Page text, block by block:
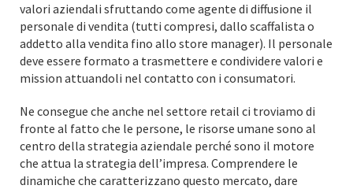
valori aziendali sfruttando come agente di diffusione il
personale di vendita (tutti compresi, dallo scaffalista o
addetto alla vendita fino allo store manager). Il personale
deve essere formato a trasmettere e condividere valori e
mission attuandoli nel contatto con i consumatori.
Ne consegue che anche nel settore retail ci troviamo di
fronte al fatto che le persone, le risorse umane sono al
centro della strategia aziendale perché sono il motore
che attua la strategia dell’impresa. Comprendere le
dinamiche che caratterizzano questo mercato, dare